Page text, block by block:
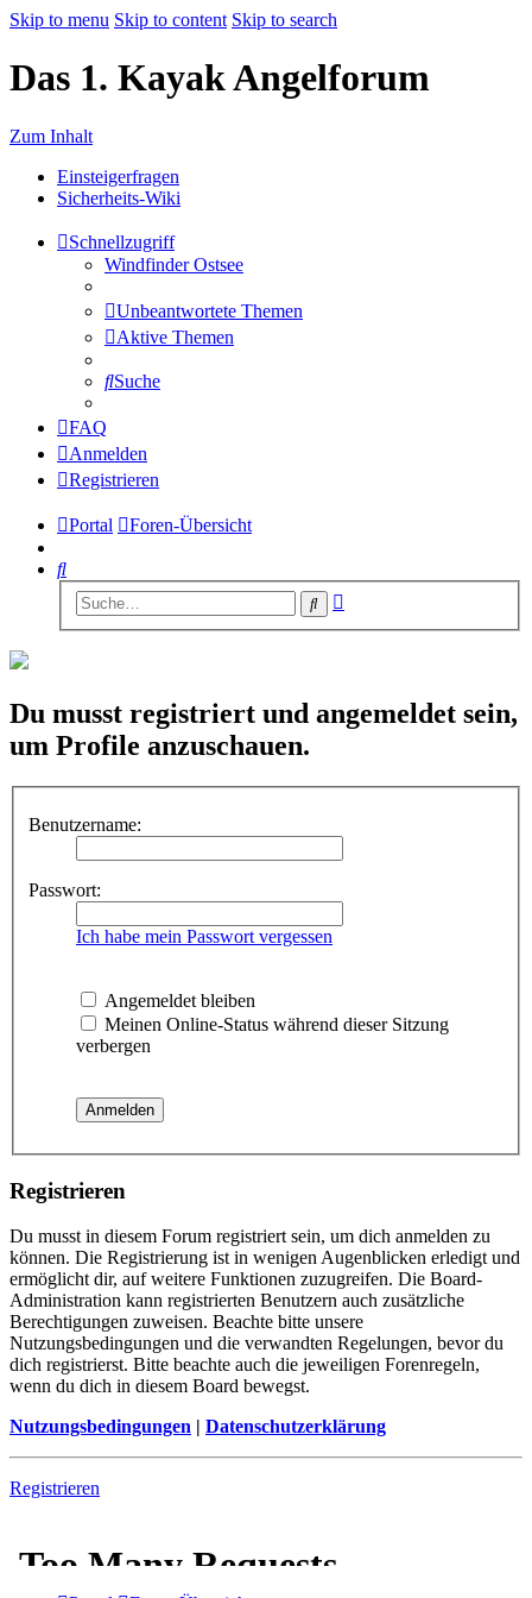
Skip to menu Skip to content Skip to search
Das 1. Kayak Angelforum
Zum Inhalt
Einsteigerfragen
Sicherheits-Wiki
Schnellzugriff
Windfinder Ostsee
Unbeantwortete Themen
Aktive Themen
Suche
FAQ
Anmelden
Registrieren
Portal Foren-Übersicht
Suche
Suche
Du musst registriert und angemeldet sein,
um Profile anzuschauen.
Benutzername:
Passwort:
Ich habe mein Passwort vergessen
Angemeldet bleiben
Meinen Online-Status während dieser Sitzung
verbergen
Registrieren
Du musst in diesem Forum registriert sein, um dich anmelden zu
können. Die Registrierung ist in wenigen Augenblicken erledigt und
ermöglicht dir, auf weitere Funktionen zuzugreifen. Die Board-
Administration kann registrierten Benutzern auch zusätzliche
Berechtigungen zuweisen. Beachte bitte unsere
Nutzungsbedingungen und die verwandten Regelungen, bevor du
dich registrierst. Bitte beachte auch die jeweiligen Forenregeln,
wenn du dich in diesem Board bewegst.
Nutzungsbedingungen | Datenschutzerklärung
Registrieren